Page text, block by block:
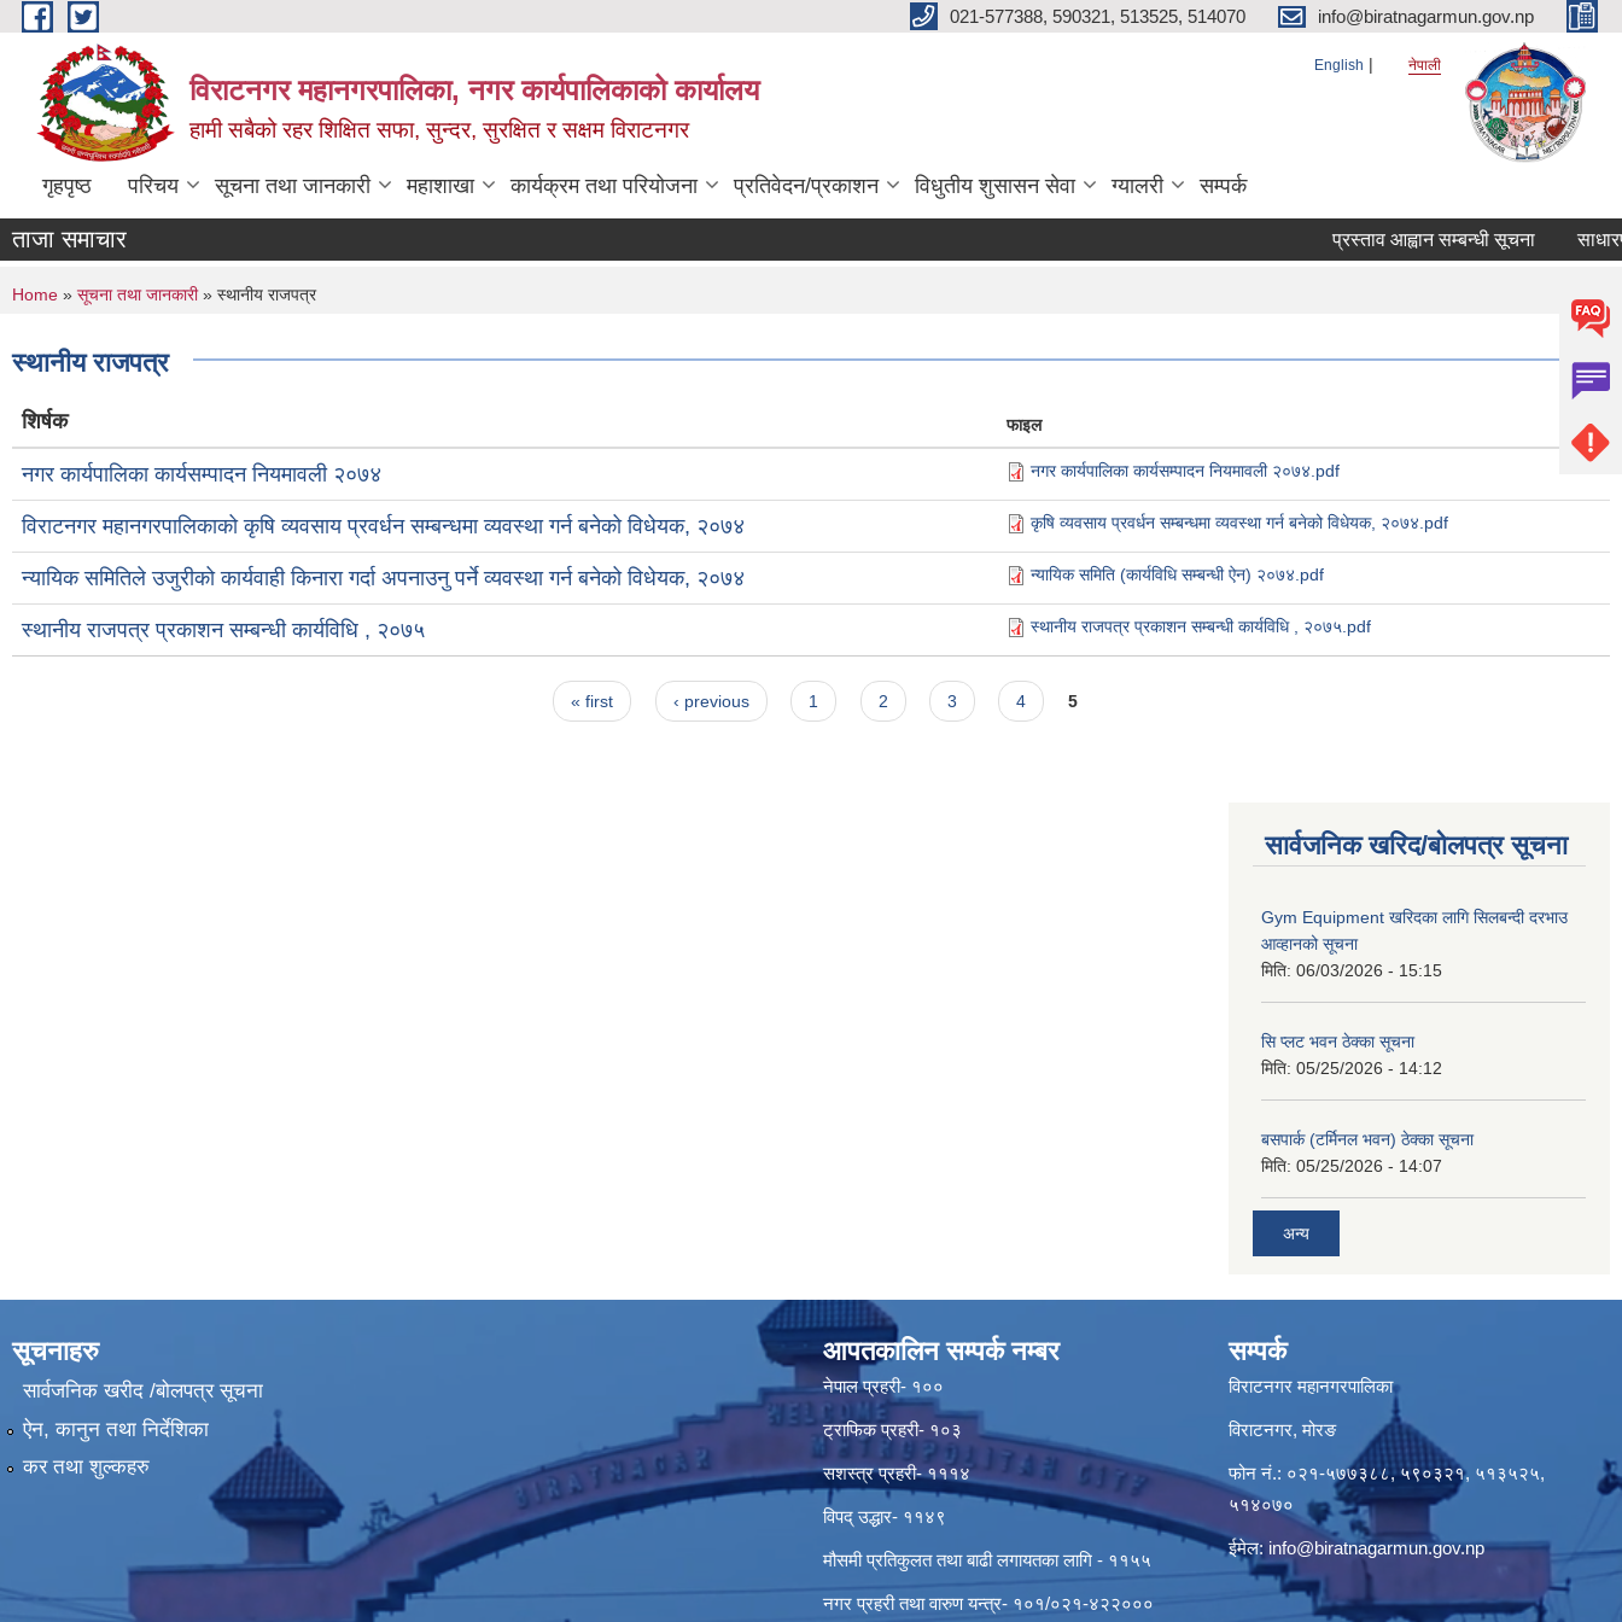
Skip to main content 021-577388, 590321, 513525, 514070 info@biratnagarmun.gov.np
विराटनगर महानगरपालिका, नगर कार्यपालिकाको कार्यालय
हामी सबैको रहर शिक्षित सफा, सुन्दर, सुरक्षित र सक्षम विराटनगर
English नेपाली
गृहपृष्ठ परिचय सूचना तथा जानकारी महाशाखा कार्यक्रम तथा परियोजना प्रतिवेदन/प्रकाशन विधुतीय शुसासन सेवा ग्यालरी सम्पर्क
ताजा समाचार प्रस्ताव आह्वान सम्बन्धी सूचना
You are here
Home » सूचना तथा जानकारी» स्थानीय राजपत्र
स्थानीय राजपत्र
शिर्षक फाइल
नगर कार्यपालिका कार्यसम्पादन नियमावली २०७४ नगर कार्यपालिका कार्यसम्पादन नियमावली २०७४.pdf
विराटनगर महानगरपालिकाको कृषि व्यवसाय प्रवर्धन सम्बन्धमा व्यवस्था गर्न बनेको विधेयक, २०७४ कृषि व्यवसाय प्रवर्धन सम्बन्धमा व्यवस्था गर्न बनेको विधेयक, २०७४.pdf
न्यायिक समितिले उजुरीको कार्यवाही किनारा गर्दा अपनाउनु पर्ने व्यवस्था गर्न बनेको विधेयक, २०७४ न्यायिक समिति (कार्यविधि सम्बन्धी ऐन) २०७४.pdf
स्थानीय राजपत्र प्रकाशन सम्बन्धी कार्यविधि , २०७५ स्थानीय राजपत्र प्रकाशन सम्बन्धी कार्यविधि , २०७५.pdf
« first ‹ previous 1 2 3 4 5
सार्वजनिक खरिद/बोलपत्र सूचना
Gym Equipment खरिदका लागि सिलबन्दी दरभाउ
आव्हानको सूचना
मिति: 06/03/2026 - 15:15
सि प्लट भवन ठेक्का सूचना
मिति: 05/25/2026 - 14:12
बसपार्क (टर्मिनल भवन) ठेक्का सूचना
मिति: 05/25/2026 - 14:07
अन्य
सूचनाहरु
सार्वजनिक खरीद /बोलपत्र सूचना
ऐन, कानुन तथा निर्देशिका
कर तथा शुल्कहरु
आपतकालिन सम्पर्क नम्बर
नेपाल प्रहरी- १००
ट्राफिक प्रहरी- १०३
सशस्त्र प्रहरी- १११४
विपद् उद्धार- ११४९
मौसमी प्रतिकुलत तथा बाढी लगायतका लागि - ११५५
नगर प्रहरी तथा वारुण यन्त्र- १०१/०२१-४२२०००
सम्पर्क
विराटनगर महानगरपालिका
विराटनगर, मोरङ
फोन नं.: ०२१-५७७३८८, ५९०३२१, ५१३५२५,
५१४०७०
ईमेल: info@biratnagarmun.gov.np